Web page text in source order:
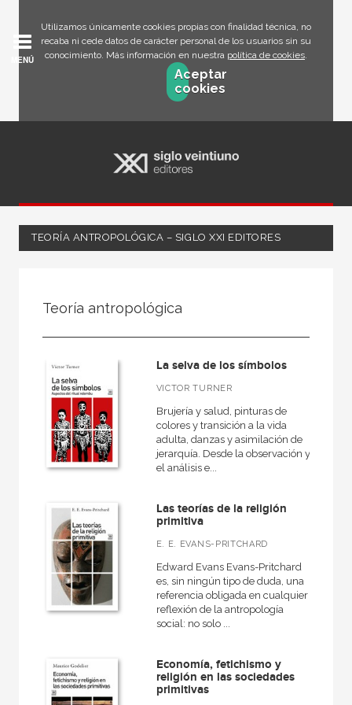
Utilizamos únicamente cookies propias con finalidad técnica, no
recaba ni cede datos de carácter personal de los usuarios sin su
conocimiento. Más información en nuestra política de cookies.
Aceptar
cookies
MENÚ
TEORÍA ANTROPOLÓGICA – SIGLO XXI EDITORES
Ciencias humanas y sociales
Antropología
Teoría antropológica
MATERIAS
Antropología cultural
Teoría antropológica
NUESTRAS COLECCIONES
NUESTROS FORMATOS
Teoría antropológica
La selva de los símbolos
VICTOR TURNER
Brujería y salud, pinturas de
colores y transición a la vida
adulta, danzas y asimilación de
jerarquía. Desde la observación y
el análisis e...
Las teorías de la religión
primitiva
E. E. EVANS-PRITCHARD
Edward Evans Evans-Pritchard
es, sin ningún tipo de duda, una
referencia obligada en cualquier
reflexión de la antropología
social: no solo ...
Economía, fetichismo y
religión en las sociedades
primitivas